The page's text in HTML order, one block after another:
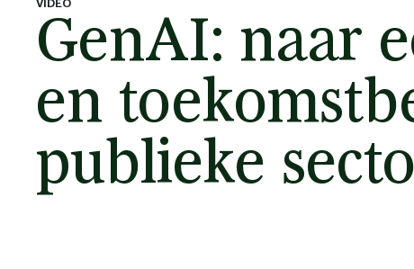
VIDEO
GenAI: naar
en
publieke